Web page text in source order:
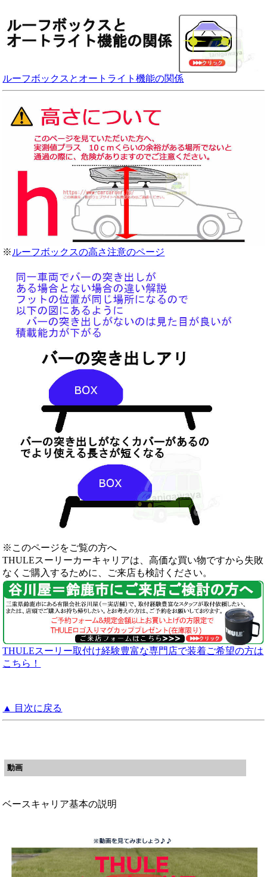
ルーフボックスとオートライト機能の関係
※ ルーフボックスの高さ注意のページ
※このページをご覧の方へ
THULEスーリーカーキャリアは、高価な買い物ですから失敗
なくご購入するために、ご来店も検討ください。
THULEスーリー取付け経験豊富な専門店で装着ご希望の方は
こちら！
▲ 目次に戻る
動画
ベースキャリア基本の説明